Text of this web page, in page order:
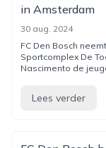
in Amsterdam
30 aug. 2024
FC Den Bosch
Sportcomplex De
Nascimento de
Lees verder